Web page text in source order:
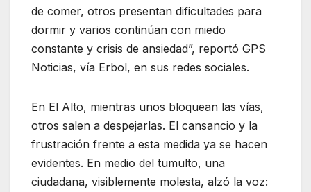
de comer, otros presentan dificultades para
dormir y varios continúan con miedo
constante y crisis de ansiedad”, reportó GPS
Noticias, vía Erbol, en sus redes sociales.
En El Alto, mientras unos bloquean las vías,
otros salen a despejarlas. El cansancio y la
frustración frente a esta medida ya se hacen
evidentes. En medio del tumulto, una
ciudadana, visiblemente molesta, alzó la voz: